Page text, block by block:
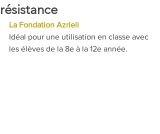
résistance
La Fondation Azrieli
Idéal pour une utilisation en classe avec
les élèves de la 8e à la 12e année.